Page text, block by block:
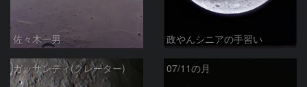
佐々木一男 政やんシニアの手習い
ガッサンディ(クレーター) 07/11の月